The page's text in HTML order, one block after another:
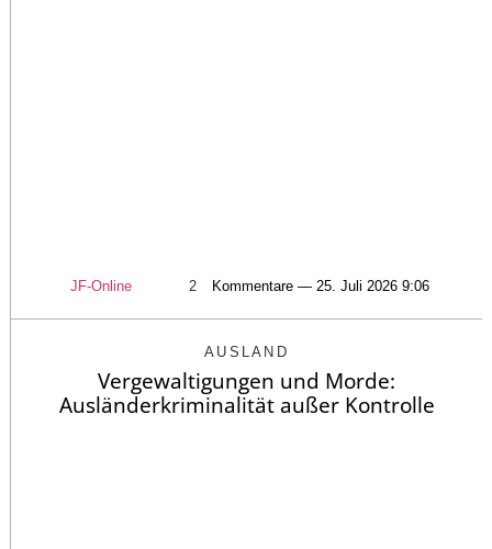
JF-Online 2 Kommentare — 25. Juli 2026 9:06
AUSLAND
Vergewaltigungen und Morde:
Ausländerkriminalität außer Kontrolle